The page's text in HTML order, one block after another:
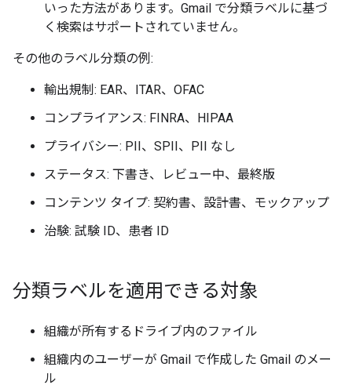
いった方法があります。Gmail で分類ラベルに基づ
く検索はサポートされていません。
その他のラベル分類の例:
輸出規制: EAR、ITAR、OFAC
コンプライアンス: FINRA、HIPAA
プライバシー: PII、SPII、PII なし
ステータス: 下書き、レビュー中、最終版
コンテンツ タイプ: 契約書、設計書、モックアップ
治験: 試験 ID、患者 ID
分類ラベルを適用できる対象
組織が所有するドライブ内のファイル
組織内のユーザーが Gmail で作成した Gmail のメー
ル